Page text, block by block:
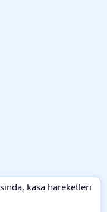
kasa hareketleri